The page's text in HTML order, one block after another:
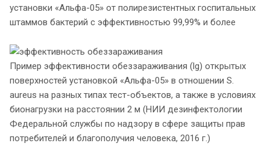
установки «Альфа-05» от полирезистентных госпитальных
штаммов бактерий с эффективностью 99,99% и более
Пример эффективности обеззараживания (lg) открытых
поверхностей установкой «Альфа-05» в отношении S.
аureus на разных типах тест-объектов, а также в условиях
бионагрузки на расстоянии 2 м (НИИ дезинфектологии
Федеральной службы по надзору в сфере защиты прав
потребителей и благополучия человека, 2016 г.)